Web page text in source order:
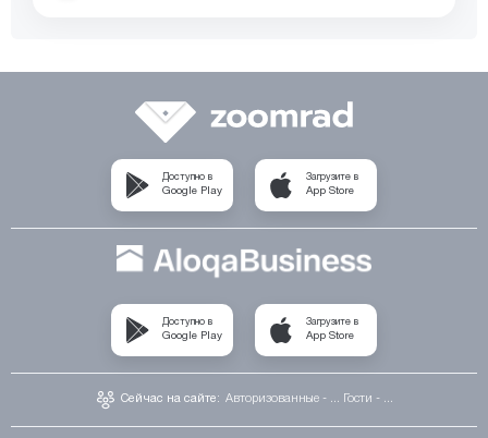
Доступно в
Google Play
Загрузите в
App Store
Доступно в
Google Play
Загрузите в
App Store
Сейчас на сайте: Авторизованные - ... Гости - ...